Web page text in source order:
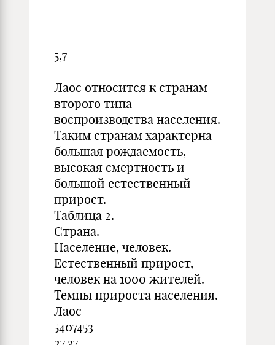
5,7
Лаос относится к странам
второго типа
воспроизводства населения.
Таким странам характерна
большая рождаемость,
высокая смертность и
большой естественный
прирост.
Таблица 2.
Страна.
Население, человек.
Естественный прирост,
человек на 1000 жителей.
Темпы прироста населения.
Лаос
5407453